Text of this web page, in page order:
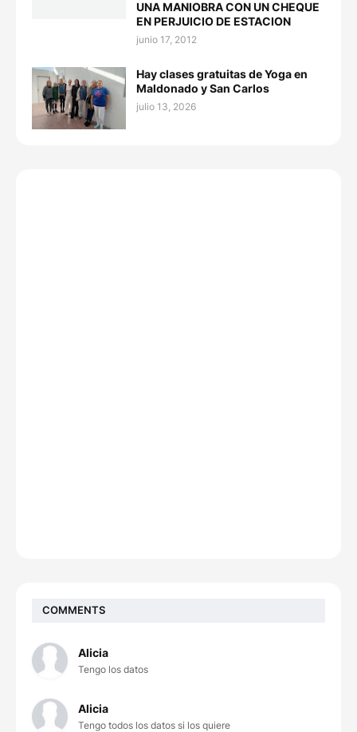
UNA MANIOBRA CON UN CHEQUE
EN PERJUICIO DE ESTACION
junio 17, 2012
Hay clases gratuitas de Yoga en
Maldonado y San Carlos
julio 13, 2026
COMMENTS
Alicia
Tengo los datos
Alicia
Tengo todos los datos si los quiere